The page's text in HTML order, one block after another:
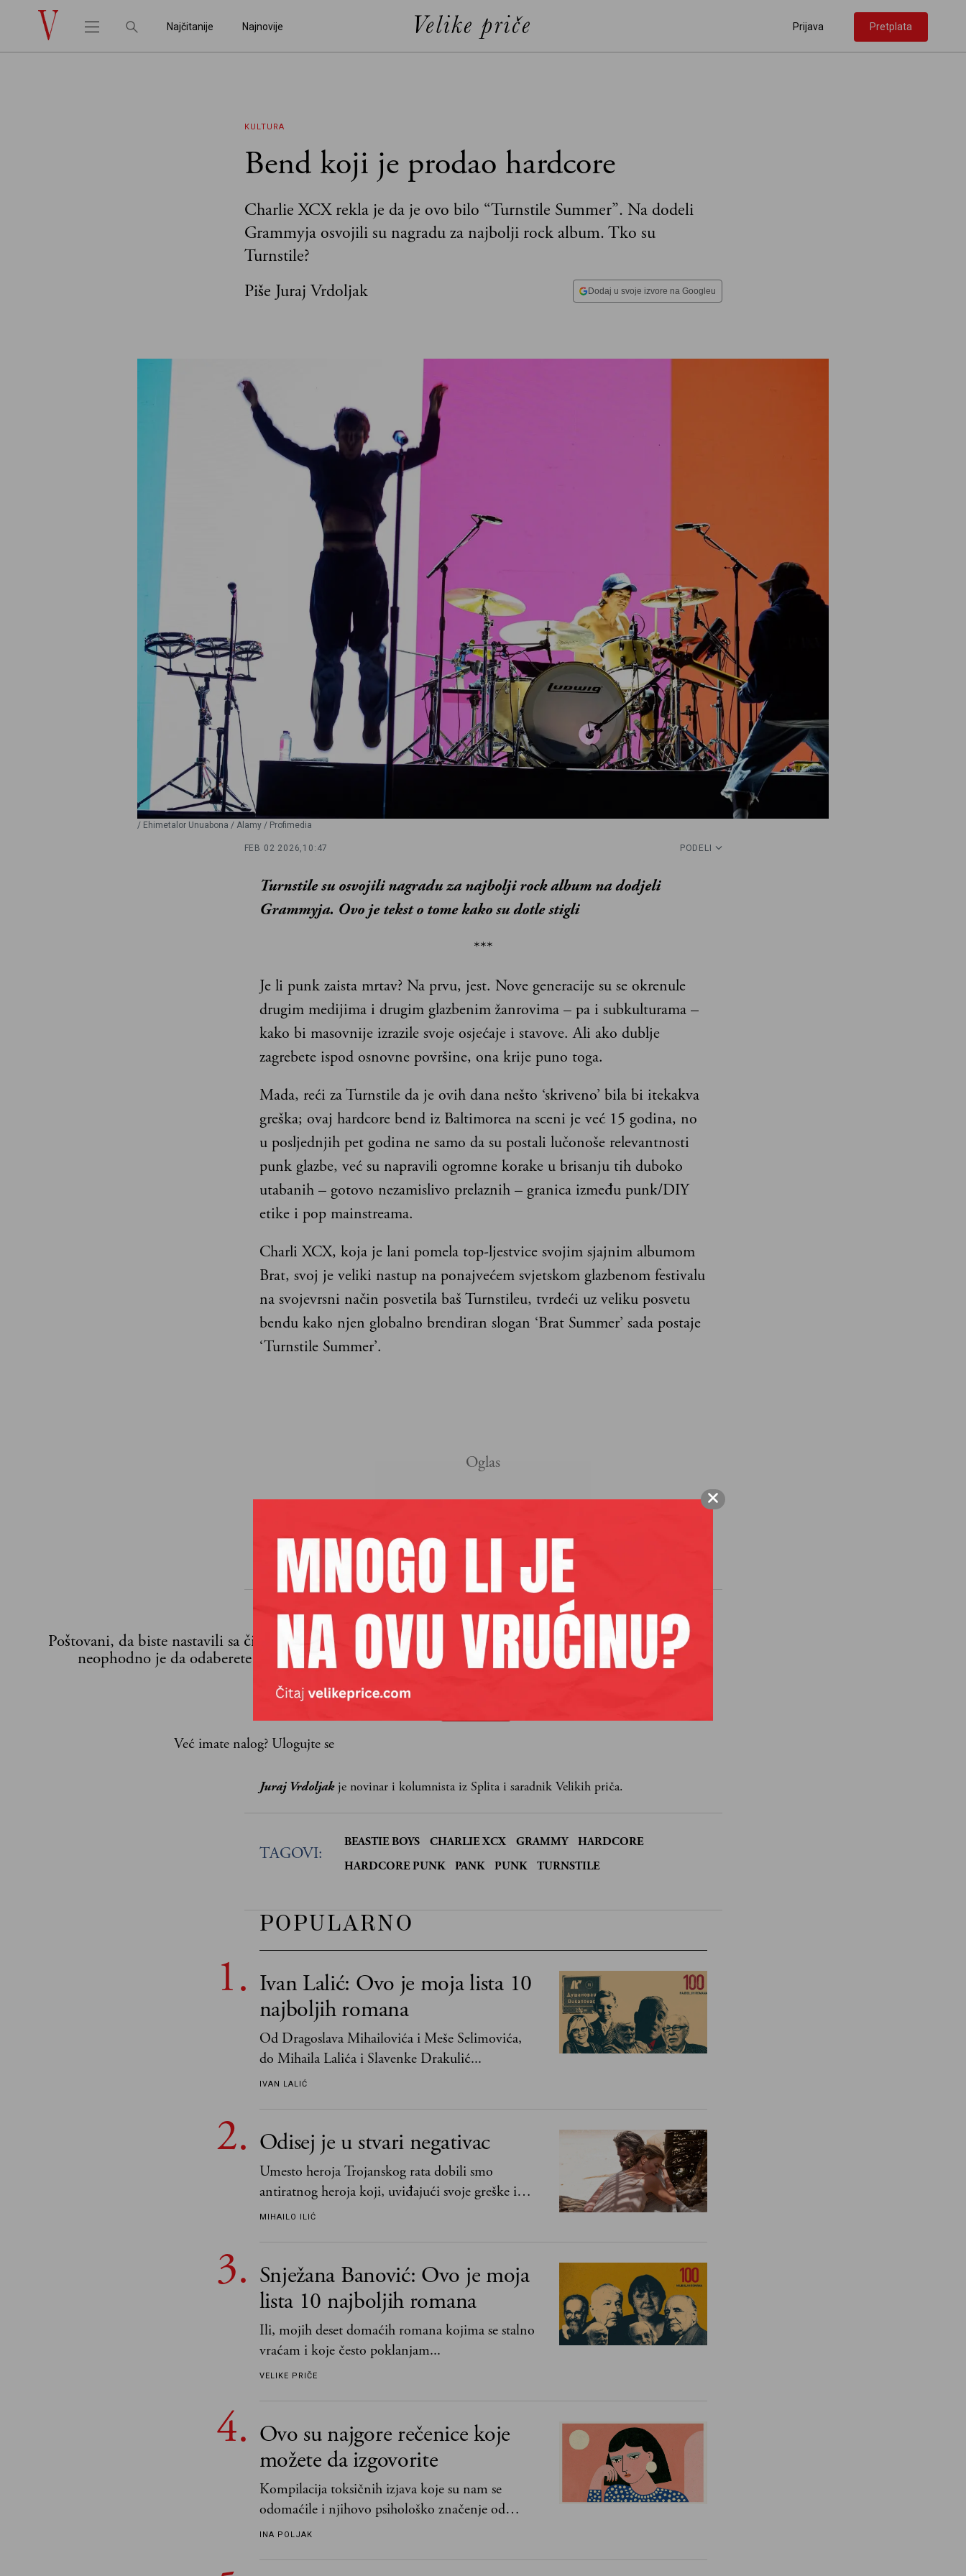
Najčitanije Najnovije Prijava Pretplata
KULTURA
Bend koji je prodao hardcore
Charlie XCX rekla je da je ovo bilo “Turnstile Summer”. Na dodeli
Grammyja osvojili su nagradu za najbolji rock album. Tko su
Turnstile?
Piše Juraj Vrdoljak
Dodaj u svoje izvore na Googleu
/ Ehimetalor Unuabona / Alamy / Profimedia
FEB 02 2026, 10:47 PODELI
Turnstile su osvojili nagradu za najbolji rock album na dodjeli
Grammyja. Ovo je tekst o tome kako su dotle stigli
***
Je li punk zaista mrtav? Na prvu, jest. Nove generacije su se okrenule
drugim medijima i drugim glazbenim žanrovima – pa i subkulturama –
kako bi masovnije izrazile svoje osjećaje i stavove. Ali ako dublje
zagrebete ispod osnovne površine, ona krije puno toga.
Mada, reći za Turnstile da je ovih dana nešto ‘skriveno’ bila bi itekakva
greška; ovaj hardcore bend iz Baltimorea na sceni je već 15 godina, no
u posljednjih pet godina ne samo da su postali lučonoše relevantnosti
punk glazbe, već su napravili ogromne korake u brisanju tih duboko
utabanih – gotovo nezamislivo prelaznih – granica između punk/DIY
etike i pop mainstreama.
Charli XCX, koja je lani pomela top-ljestvice svojim sjajnim albumom
Brat, svoj je veliki nastup na ponajvećem svjetskom glazbenom festivalu
na svojevrsni način posvetila baš Turnstileu, tvrdeći uz veliku posvetu
bendu kako njen globalno brendiran slogan ‘Brat Summer’ sada postaje
‘Turnstile Summer’.
Poštovani, da biste nastavili sa čitanjem naših premium sadržaja,
neophodno je da odaberete jedan od planova pretplate.
Već imate nalog? Ulogujte se
Juraj Vrdoljakje novinar i kolumnista iz Splita i saradnik Velikih priča.
TAGOVI:
BEASTIE BOYS CHARLIE XCX GRAMMY
HARDCORE
HARDCORE PUNK
PANK PUNK TURNSTILE
POPULARNO
Ivan Lalić: Ovo je moja lista 10
najboljih romana
Od Dragoslava Mihailovića i Meše Selimovića,
do Mihaila Lalića i Slavenke Drakulić...
IVAN LALIĆ
Odisej je u stvari negativac
Umesto heroja Trojanskog rata dobili smo
antiratnog heroja koji, uviđajući svoje greške i
učeći na njima, shvata da postoje stvari koje su
MIHAILO ILIĆ
Snježana Banović: Ovo je moja
lista 10 najboljih romana
Ili, mojih deset domaćih romana kojima se stalno
vraćam i koje često poklanjam...
VELIKE PRIČE
Ovo su najgore rečenice koje
možete da izgovorite
Kompilacija toksičnih izjava koje su nam se
odomaćile i njihovo psihološko značenje od
„Biće ti bolje bez mene“ do „Sve se dešava sa
INA POLJAK